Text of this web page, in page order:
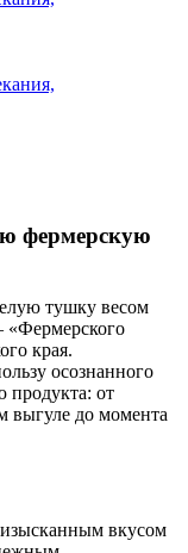
фермерскую
тушку весом
«Фермерского
края.
осознанного
продукта: от
выгуле до момента
вкусом